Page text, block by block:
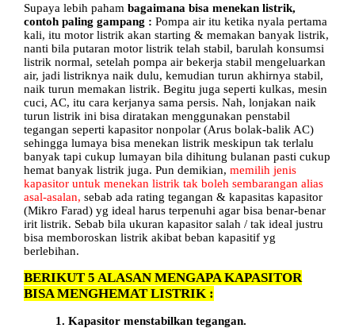
Supaya lebih paham bagaimana bisa menekan listrik,
contoh paling gampang : Pompa air itu ketika nyala pertama
kali, itu motor listrik akan starting & memakan banyak listrik,
nanti bila putaran motor listrik telah stabil, barulah konsumsi
listrik normal, setelah pompa air bekerja stabil mengeluarkan
air, jadi listriknya naik dulu, kemudian turun akhirnya stabil,
naik turun memakan listrik. Begitu juga seperti kulkas, mesin
cuci, AC, itu cara kerjanya sama persis. Nah, lonjakan naik
turun listrik ini bisa diratakan menggunakan penstabil
tegangan seperti kapasitor nonpolar (Arus bolak-balik AC)
sehingga lumaya bisa menekan listrik meskipun tak terlalu
banyak tapi cukup lumayan bila dihitung bulanan pasti cukup
hemat banyak listrik juga. Pun demikian, memilih jenis
kapasitor untuk menekan listrik tak boleh sembarangan alias
asal-asalan, sebab ada rating tegangan & kapasitas kapasitor
(Mikro Farad) yg ideal harus terpenuhi agar bisa benar-benar
irit listrik. Sebab bila ukuran kapasitor salah / tak ideal justru
bisa memboroskan listrik akibat beban kapasitif yg
berlebihan.
BERIKUT 5 ALASAN MENGAPA KAPASITOR
BISA MENGHEMAT LISTRIK :
1. Kapasitor menstabilkan tegangan.